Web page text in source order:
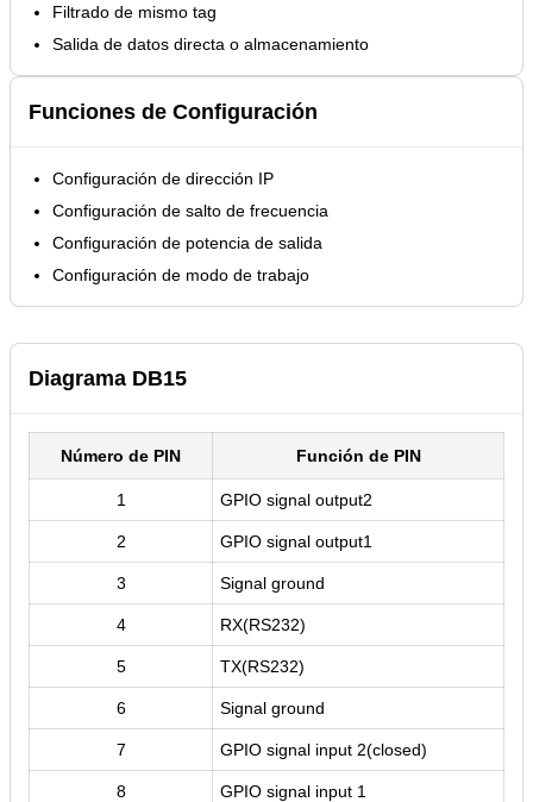
Filtrado de mismo tag
Salida de datos directa o almacenamiento
Funciones de Configuración
Configuración de dirección IP
Configuración de salto de frecuencia
Configuración de potencia de salida
Configuración de modo de trabajo
Diagrama DB15
Número de PIN Función de PIN
1 GPIO signal output2
2 GPIO signal output1
3 Signal ground
4 RX(RS232)
5 TX(RS232)
6 Signal ground
7 GPIO signal input 2(closed)
8 GPIO signal input 1